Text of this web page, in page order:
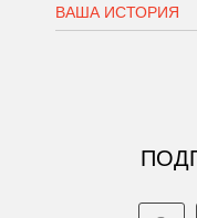
ВАША ИСТОРИЯ